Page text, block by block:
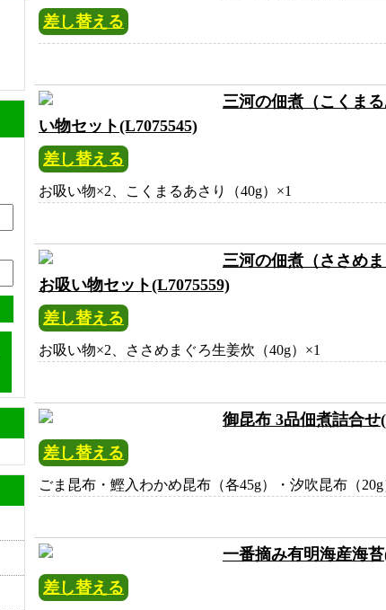
差し替える
三河の佃煮（こくま
い物セット(L7075545)
差し替える
お吸い物×2、こくまるあさり（40g）×1
三河の佃煮（ささめ
お吸い物セット(L7075559)
差し替える
お吸い物×2、ささめまぐろ生姜炊（40g）×1
御昆布 3品佃煮詰合せ
差し替える
ごま昆布・鰹入わかめ昆布（各45g）・汐吹昆布（20g
一番摘み有明海産海苔
差し替える